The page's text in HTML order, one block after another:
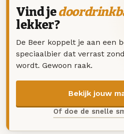
Vind je
lekker?
De Beer koppelt je aan een
speciaalbier dat verrast
wordt. Gewoon raak.
Bekijk jouw
Of doe de snelle